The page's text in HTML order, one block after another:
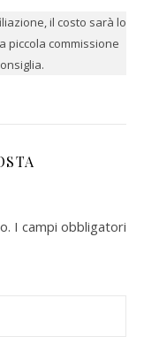
il costo sarà lo
piccola commissione
I campi obbligatori